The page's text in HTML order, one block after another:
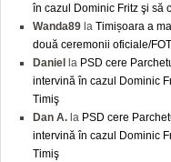
în cazul Dominic Fritz şi să
Wanda89 la Timișoara a
două ceremonii oficiale/
Daniel la PSD cere
intervină în cazul Dominic
Timiş
Dan A. la PSD cere
intervină în cazul Dominic
Timiş